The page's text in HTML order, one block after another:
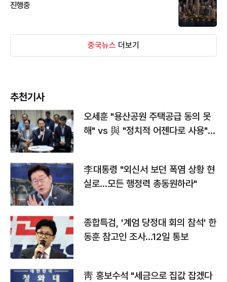
진행중
중국뉴스 더보기
추천기사
오세훈 "용산공원 주택공급 동의 못
해" vs 與 "정치적 어젠다로 사용"
李대통령 "외신서 보던 폭염 상황 현
실로…모든 행정력 총동원하라"
종합특검, '계엄 당정대 회의 참석' 한
동훈 참고인 조사...12일 통보
靑 홍보수석 "세금으로 집값 잡겠다